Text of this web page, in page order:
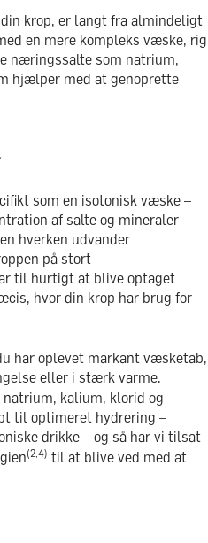
krop, er langt fra almindeligt
en mere kompleks væske, rig
næringssalte som natrium,
hjælper med at genoprette
som en isotonisk væske –
af salte og mineraler
hverken udvander
på stort
til hurtigt at blive optaget
hvor din krop har brug for
har oplevet markant væsketab,
eller i stærk varme.
kalium, klorid og
til optimeret hydrering –
drikke – og så har vi tilsat
(2,4) til at blive ved med at